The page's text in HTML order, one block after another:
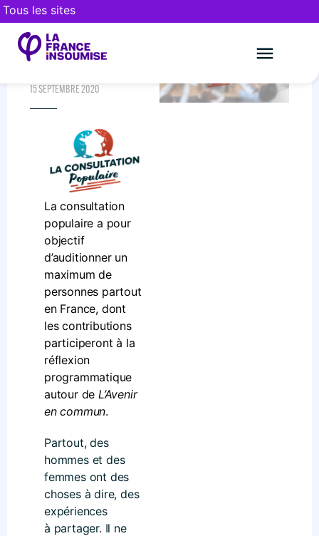
Tous les sites
LA CONSULTATION
POPULAIRE
15 SEPTEMBRE 2020
La consultation
populaire a pour
objectif
d’auditionner un
maximum de
personnes partout
en France, dont
les contributions
participeront à la
réflexion
programmatique
autour de L’Avenir
en commun.
Partout, des
hommes et des
femmes ont des
choses à dire, des
expériences
à partager. Il ne